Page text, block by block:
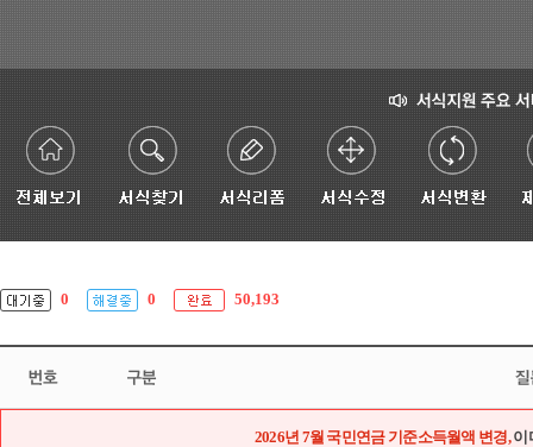
0 0 50,193
2026년 7월 국민연금 기준소득월액 변경,이